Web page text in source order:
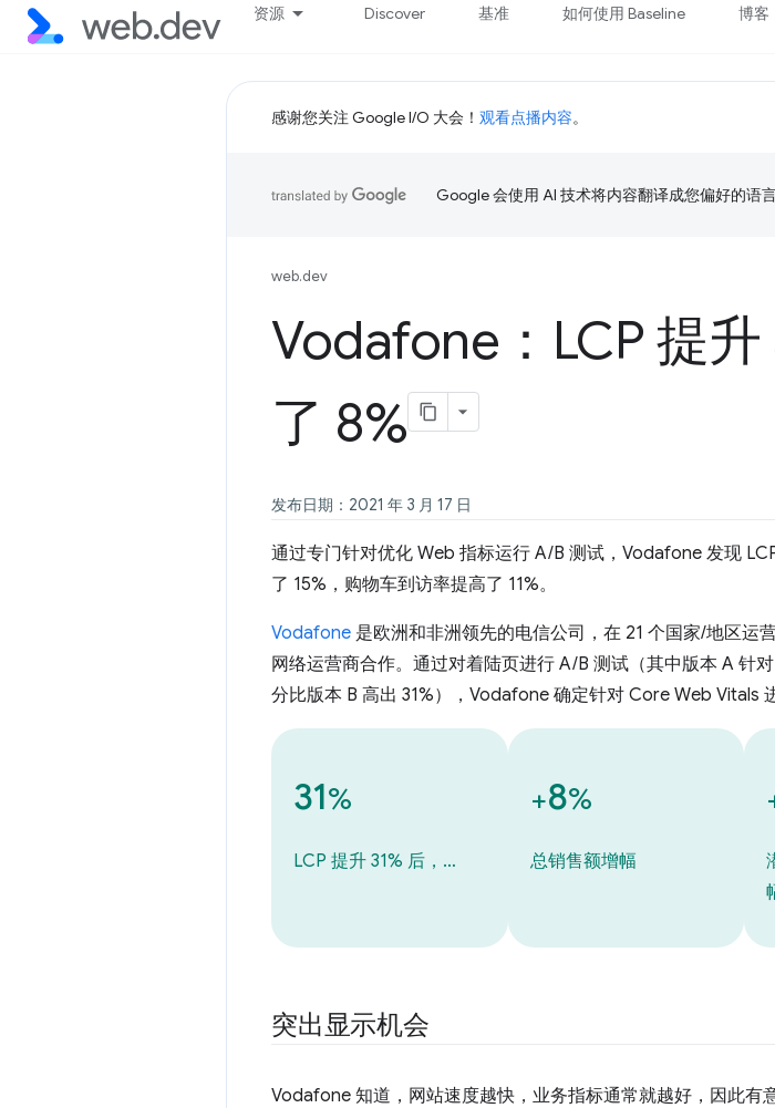
资源 Discover 基准 如何使用 Baseline 博客
感谢您关注 Google I/O 大会！ 观看点播内容。
Google 会使用 AI 技术将内容翻译成您偏好的语
web.dev
Vodafone：LCP 提
了 8%
发布日期：2021 年 3 月 17 日
通过专门针对优化 Web 指标运行 A/B 测试，Vodafone 发现
了 15%，购物车到访率提高了 11%。
Vodafone 是欧洲和非洲领先的电信公司，在 21 个国家/地区运
网络运营商合作。通过对着陆页进行 A/B 测试（其中版本 A 针
分比版本 B 高出 31%），Vodafone 确定针对 Core Web Vitals
31%
LCP 提升 31% 后，…
+8%
总销售额增幅
突出显示机会
Vodafone 知道，网站速度越快，业务指标通常就越好，因此有